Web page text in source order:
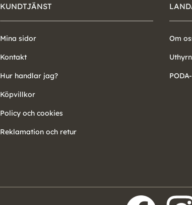
KUNDTJÄNST
Mina sidor
Kontakt
Hur handlar jag?
Köpvillkor
Policy och cookies
Reklamation och retur
Om